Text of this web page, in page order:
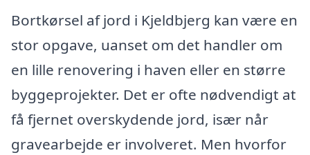
Bortkørsel af jord i Kjeldbjerg kan være en
stor opgave, uanset om det handler om
en lille renovering i haven eller en større
byggeprojekter. Det er ofte nødvendigt at
få fjernet overskydende jord, især når
gravearbejde er involveret. Men hvorfor